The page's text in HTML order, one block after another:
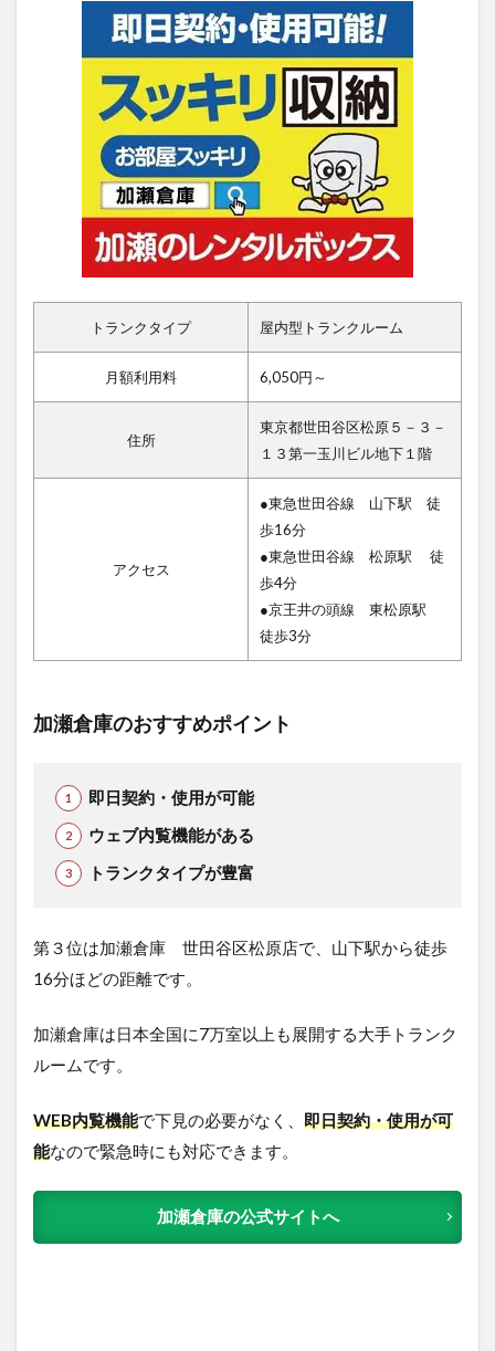
トランクタイプ 屋内型トランクルーム
月額利用料 6,050円～
住所
東京都世田谷区松原５－３－
１３第一玉川ビル地下１階
アクセス
●東急世田谷線 山下駅 徒
歩16分
●東急世田谷線 松原駅 徒
歩4分
●京王井の頭線 東松原駅
徒歩3分
加瀬倉庫のおすすめポイント
即日契約・使用が可能
ウェブ内覧機能がある
トランクタイプが豊富
第３位は加瀬倉庫 世田谷区松原店で、山下駅から徒歩
16分ほどの距離です。
加瀬倉庫は日本全国に7万室以上も展開する大手トランク
ルームです。
WEB内覧機能で下見の必要がなく、 即日契約・使用が可
能なので緊急時にも対応できます。
加瀬倉庫の公式サイトへ